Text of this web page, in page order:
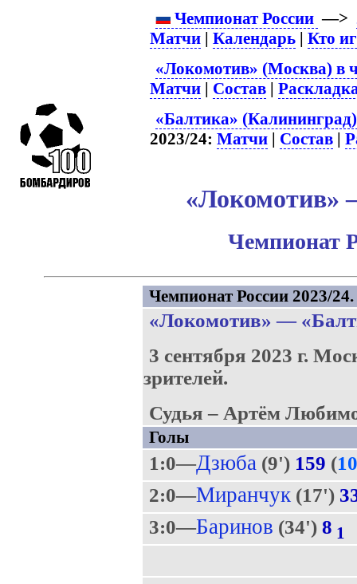
Чемпионат России —>
Матчи |Календарь |Кто
«Локомотив» (Москва) в
Матчи | Состав |
«Балтика»
2023/24:Матчи | Состав |
«Локомотив»
Чемпионат
Чемпионат России 2023/
«Локомотив» —
3 сентября 2023 г.
зрителей.
Судья – Артём
Голы
1:0—Дзюба (9') 159 (10
2:0—Миранчук(17')
3:0—Баринов (34') 8 1